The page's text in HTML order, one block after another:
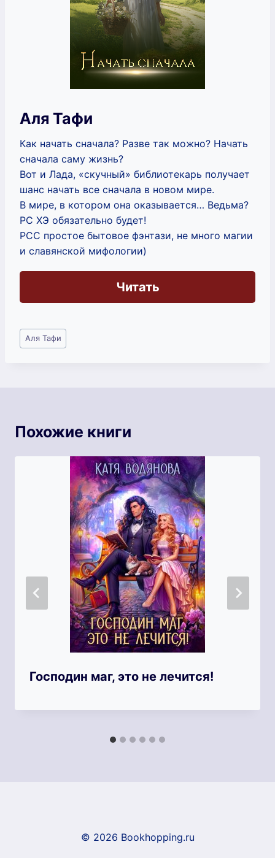
Аля Тафи
Как начать сначала? Разве так можно? Начать
сначала саму жизнь?
Вот и Лада, «скучный» библиотекарь получает
шанс начать все сначала в новом мире.
В мире, в котором она оказывается… Ведьма?
РС ХЭ обязательно будет!
РСС простое бытовое фэнтази, не много магии
и славянской мифологии)
Читать
Метки
записи:
Аля Тафи
Похожие книги
Господин маг, это не лечится!
© 2026 Bookhopping.ru